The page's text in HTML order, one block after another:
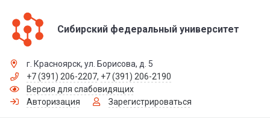
Сибирский федеральный университет
г. Красноярск, ул. Борисова, д. 5
+7 (391) 206-2207, +7 (391) 206-2190
Версия для слабовидящих
Авторизация
Зарегистрироваться